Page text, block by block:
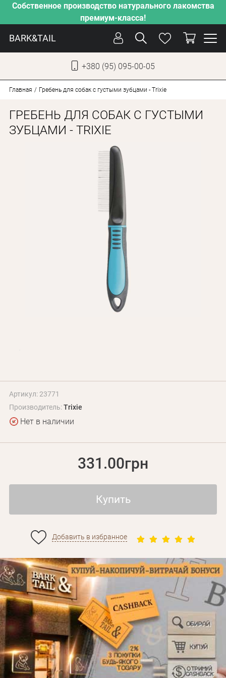
Собственное производство натурального лакомства
премиум-класса!
BARK&TAIL
+380 (95) 095-00-05
СОБАКИ
КОТЫ
ОТ ЖАРЫ
НАШЕ ПРОИЗВОДСТВО
НОВИНКИ
АКЦИИ
О КОМПАНИИ
БЛОГ
Оплата и доставка
Программа лояльности
О Нас
Оптовым клиентам
Главная Гребень для собак с густыми зубцами - Trixie
ГРЕБЕНЬ ДЛЯ СОБАК С ГУСТЫМИ
ЗУБЦАМИ - TRIXIE
Артикул: 23771
Производитель:Trixie
Нет в наличии
331.00грн
Купить
Добавить в избранное
Забыли пароль?
Личные данные